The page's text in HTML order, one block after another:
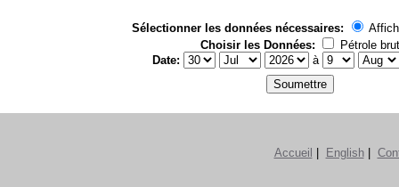
Sélectionner les données nécessaires:
Choisir les Données:
Pétrole brut
Date:
à
Accueil | English|